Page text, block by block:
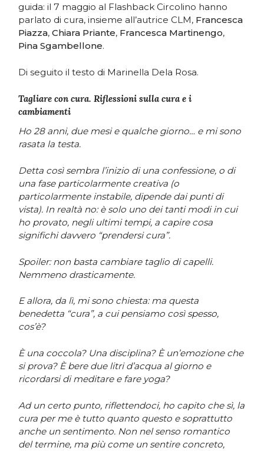
guida: il 7 maggio al Flashback Circolino hanno
parlato di cura, insieme all’autrice CLM, Francesca
Piazza,Chiara Priante, Francesca Martinengo,
Pina Sgambellone.
Di seguito il testo di Marinella Dela Rosa.
Tagliare con cura. Riflessioni sulla cura e i
cambiamenti
Ho 28 anni, due mesi e qualche giorno… e mi sono
rasata la testa.
Detta così sembra l’inizio di una confessione, o di
una fase particolarmente creativa (o
particolarmente instabile, dipende dai punti di
vista). In realtà no: è solo uno dei tanti modi in cui
ho provato, negli ultimi tempi, a capire cosa
significhi davvero “prendersi cura”.
Spoiler: non basta cambiare taglio di capelli.
Nemmeno drasticamente.
E allora, da lì, mi sono chiesta: ma questa
benedetta “cura”, a cui pensiamo così spesso,
cos’è?
È una coccola? Una disciplina? È un’emozione che
si prova? È bere due litri d’acqua al giorno e
ricordarsi di meditare e fare yoga?
Ad un certo punto, riflettendoci, ho capito che sì, la
cura per me è tutto quanto questo e soprattutto
anche un sentimento. Non nel senso romantico
del termine, ma più come un sentire concreto,